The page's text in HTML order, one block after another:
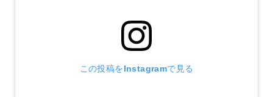
この投稿をInstagramで見る